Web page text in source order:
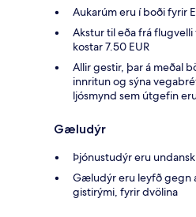
Aukarúm eru í boði fyrir
Akstur til eða frá
kostar 7.50 EUR
Allir gestir, þar á meðal
innritun og sýna
ljósmynd sem útgefin
Gæludýr
Þjónustudýr eru
Gæludýr eru leyfð gegn
gistirými, fyrir dvölina